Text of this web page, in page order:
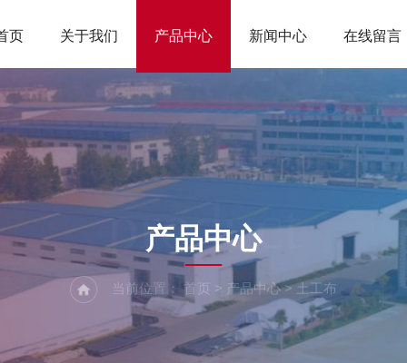
页 关于我们 产品中心 新闻中心 在线留言
product
产品中心
当前位置：首页 > 产品中心>土工布